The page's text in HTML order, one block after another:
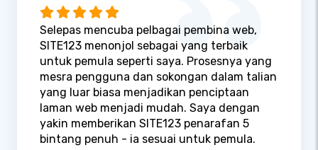
Selepas mencuba pelbagai pembina web,
SITE123 menonjol sebagai yang terbaik
untuk pemula seperti saya. Prosesnya yang
mesra pengguna dan sokongan dalam talian
yang luar biasa menjadikan penciptaan
laman web menjadi mudah. Saya dengan
yakin memberikan SITE123 penarafan 5
bintang penuh - ia sesuai untuk pemula.